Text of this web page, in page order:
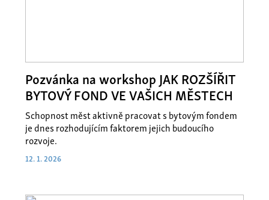
Pozvánka na workshop JAK ROZŠÍŘIT
BYTOVÝ FOND VE VAŠICH MĚSTECH
Schopnost měst aktivně pracovat s bytovým fondem
je dnes rozhodujícím faktorem jejich budoucího
rozvoje.
12. 1. 2026